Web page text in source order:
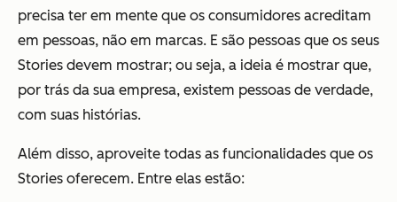
precisa ter em mente que os consumidores acreditam
em pessoas, não em marcas. E são pessoas que os seus
Stories devem mostrar; ou seja, a ideia é mostrar que,
por trás da sua empresa, existem pessoas de verdade,
com suas histórias.
Além disso, aproveite todas as funcionalidades que os
Stories oferecem. Entre elas estão: